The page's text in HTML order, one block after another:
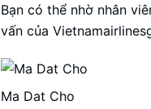
Bạn có thể nhờ nhân
vấn của
Ma Dat Cho